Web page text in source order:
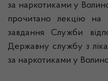
за наркотиками у
прочитано лекцію на
завдання Служби
Державну службу з
за наркотиками у